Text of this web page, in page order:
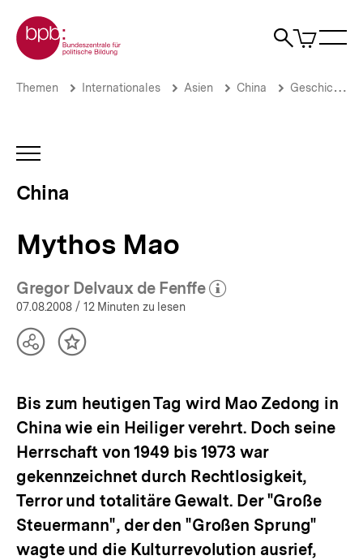
zum
Seiteninhalt
springen
Zur Startseite der bpb
Suche
Artikel
im
Mythos
bpb.de
Brotkrümelnavigation
Pfadnavigation
Themen Internationales Asien China Geschichte
INHALTSNAVIGATION
China
Mythos Mao
Gregor Delvaux de Fenffe
(Mehr zum Autor)
07.08.2008 / 12 Minuten zu lesen
TeilenInhalt
Bis zum heutigen Tag wird Mao Zedong in
China wie ein Heiliger verehrt. Doch seine
Herrschaft von 1949 bis 1973 war
gekennzeichnet durch Rechtlosigkeit,
Terror und totalitäre Gewalt. Der "Große
Steuermann", der den "Großen Sprung"
wagte und die Kulturrevolution ausrief,